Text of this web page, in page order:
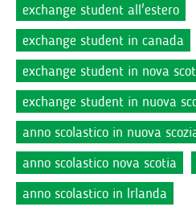
exchange student all'estero
exchange student in canada
exchange student in nova
exchange student in nuova
anno scolastico in nuova
anno scolastico nova scotia
anno scolastico in Irlanda